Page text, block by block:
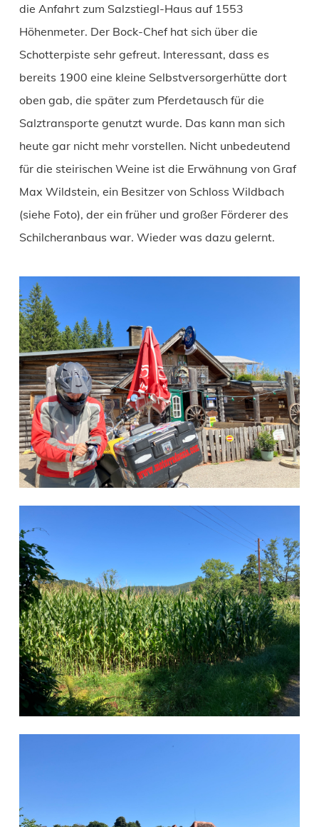
die Anfahrt zum Salzstiegl-Haus auf 1553
Höhenmeter. Der Bock-Chef hat sich über die
Schotterpiste sehr gefreut. Interessant, dass es
bereits 1900 eine kleine Selbstversorgerhütte dort
oben gab, die später zum Pferdetausch für die
Salztransporte genutzt wurde. Das kann man sich
heute gar nicht mehr vorstellen. Nicht unbedeutend
für die steirischen Weine ist die Erwähnung von Graf
Max Wildstein, ein Besitzer von Schloss Wildbach
(siehe Foto), der ein früher und großer Förderer des
Schilcheranbaus war. Wieder was dazu gelernt.